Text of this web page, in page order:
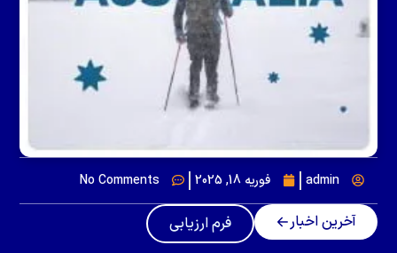
admin فوریه 18, 2025 No Comments
آخرین اخبار فرم ارزیابی